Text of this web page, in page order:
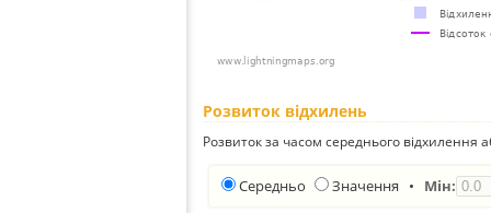
Розвиток відхилень
Розвиток за часом середнього відхилення
Середньо Значення • Мін: